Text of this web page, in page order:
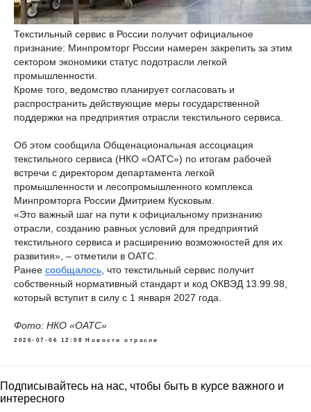
Текстильный сервис в России получит официальное
признание: Минпромторг России намерен закрепить за этим
сектором экономики статус подотрасли легкой
промышленности.
Кроме того, ведомство планирует согласовать и
распространить действующие меры государственной
поддержки на предприятия отрасли текстильного сервиса.
Об этом сообщила Общенациональная ассоциация
текстильного сервиса (НКО «ОАТС») по итогам рабочей
встречи с директором департамента легкой
промышленности и лесопромышленного комплекса
Минпромторга России Дмитрием Кусковым.
«Это важный шаг на пути к официальному признанию
отрасли, созданию равных условий для предприятий
текстильного сервиса и расширению возможностей для их
развития», – отметили в ОАТС.
Ранее сообщалось , что текстильный сервис получит
собственный нормативный стандарт и код ОКВЭД 13.99.98,
который вступит в силу с 1 января 2027 года.
Фото: НКО «ОАТС»
2026-07-06 12:08 Новости отрасли
Подписывайтесь на нас, чтобы быть в курсе важного и
интересного